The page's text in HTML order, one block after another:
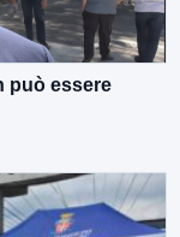
può essere